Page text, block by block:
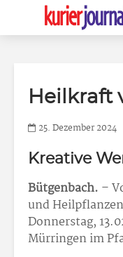
Heilkraft
25. Dezember 2024
Kreative
Bütgenbach. –
und
Donnerstag,
Mürringen im